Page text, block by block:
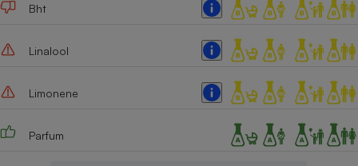
Bht
Linalool
Limonene
Parfum